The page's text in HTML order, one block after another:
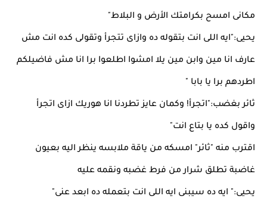
مكانى امسح بكرامتك الأرض و البلاط"
يحيى:"ايه اللى انت بتقوله ده وازاى تتجرأ وتقولى كده انت مش
عارف انا مين وابن مين يلا امشوا اطلعوا برا انا مش فاضيلكم
اطردهم برا يا بابا "
ثائر بغضب:"اتجرأ! وكمان عايز تطردنا انا هوريك ازاى اتجرأ
واقول كده يا بتاع انت"
اقترب منه "ثائر" امسكه من ياقة ملابسه ينظر اليه بعيون
غاضبة تطلق شرار من فرط غضبه ونقمه عليه
يحيى:" ايه ده سيبنى ايه اللى انت بتعمله ده ابعد عنى"